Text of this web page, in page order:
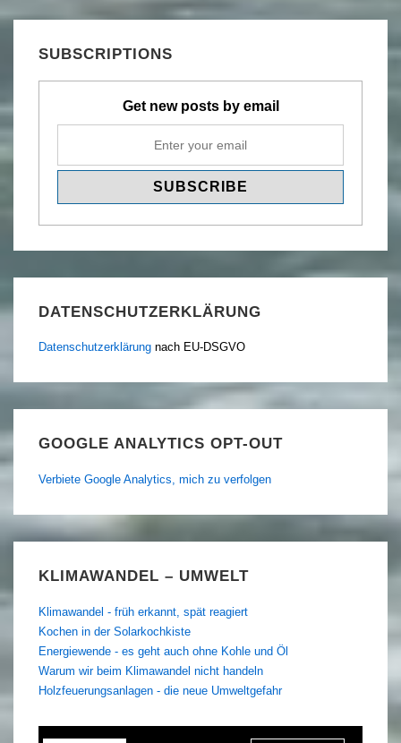
SUBSCRIPTIONS
Get new posts by email
DATENSCHUTZERKLÄRUNG
Datenschutzerklärung nach EU-DSGVO
GOOGLE ANALYTICS OPT-OUT
Verbiete Google Analytics, mich zu verfolgen
KLIMAWANDEL – UMWELT
Klimawandel - früh erkannt, spät reagiert
Kochen in der Solarkochkiste
Energiewende - es geht auch ohne Kohle und Öl
Warum wir beim Klimawandel nicht handeln
Holzfeuerungsanlagen - die neue Umweltgefahr